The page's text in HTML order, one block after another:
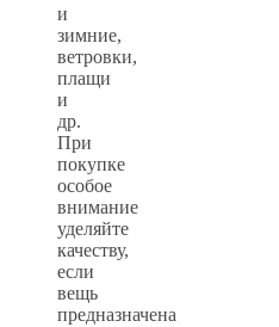
и
зимние,
ветровки,
плащи
и
др.
При
покупке
особое
внимание
уделяйте
качеству,
если
вещь
предназначена